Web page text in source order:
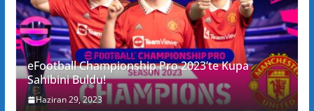
eFootball Championship Pro 2023’te Kupa
Sahibini Buldu!
Haziran 29, 2023